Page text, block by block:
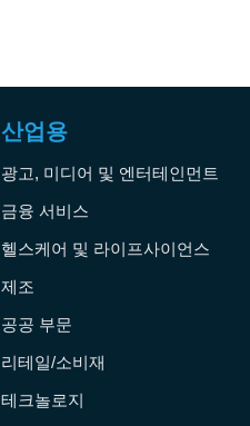
산업용
광고, 미디어 및 엔터테인먼트
금융 서비스
헬스케어 및 라이프사이언스
제조
공공 부문
리테일/소비재
테크놀로지